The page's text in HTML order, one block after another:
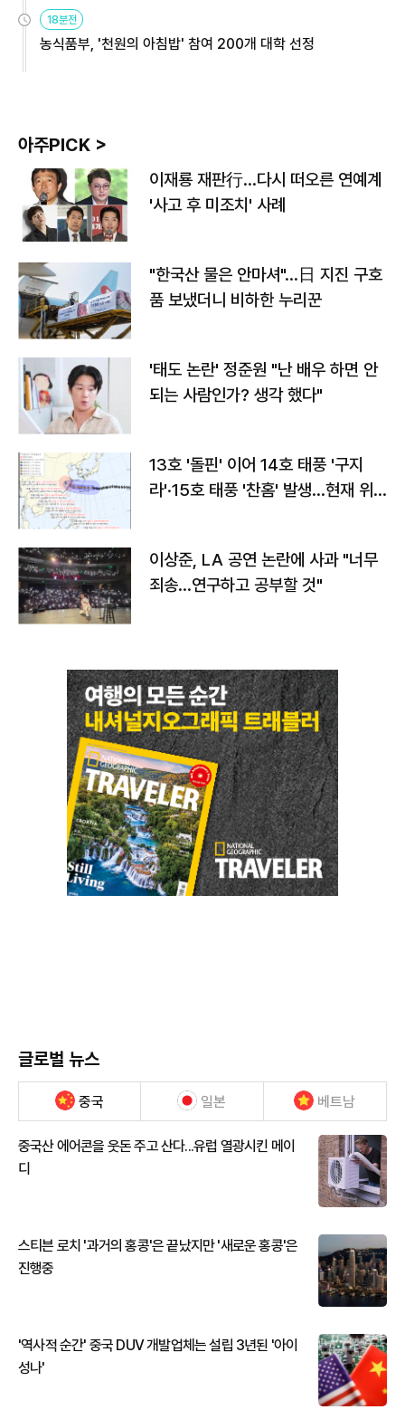
18분전
농식품부, '천원의 아침밥' 참여 200개 대학 선정
아주PICK >
이재룡 재판行…다시 떠오른 연예계
'사고 후 미조치' 사례
"한국산 물은 안마셔"…日 지진 구호
품 보냈더니 비하한 누리꾼
'태도 논란' 정준원 "난 배우 하면 안
되는 사람인가? 생각 했다"
13호 '돌핀' 이어 14호 태풍 '구지
라'·15호 태풍 '찬홈' 발생…현재 위
이상준, LA 공연 논란에 사과 "너무
죄송…연구하고 공부할 것"
글로벌 뉴스
중국 일본 베트남
중국산 에어콘을 웃돈 주고 산다...유럽 열광시킨 메이
디
스티븐 로치 '과거의 홍콩'은 끝났지만 '새로운 홍콩'은
진행중
'역사적 순간' 중국 DUV 개발업체는 설립 3년된 '아이
성나'